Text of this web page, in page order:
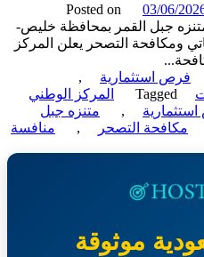
Posted on 03/
القمر بمحافظة خليص-
التصحر يعلن المركز
استثمارية
,
المركز الوطني
,
متنزه جبل
التصحر ,
منافسة
موثوقة